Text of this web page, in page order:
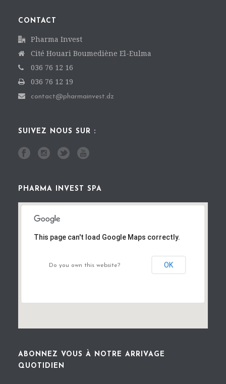
CONTACT
Pharma Invest
Cité Houari Boumediène El-Eulma
036 76 12 16
036 76 12 19
contact@pharmainvest.dz
SUIVEZ NOUS SUR :
PHARMA INVEST SPA
This page can't load Google Maps correctly.
Do you own this website? OK
ABONNEZ VOUS À NOTRE ARRIVAGE
QUOTIDIEN